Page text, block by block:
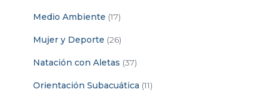
Medio Ambiente (17)
Mujer y Deporte (26)
Natación con Aletas (37)
Orientación Subacuática (11)